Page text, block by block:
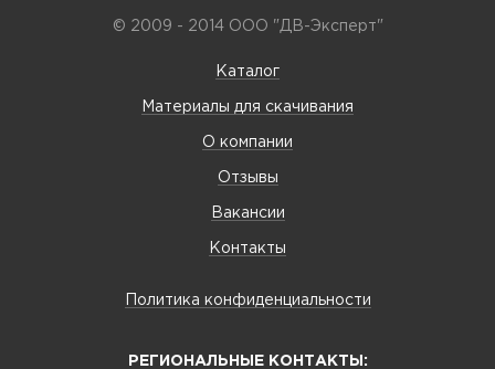
© 2009 - 2014 ООО "ДВ-Эксперт"
Каталог
Материалы для скачивания
О компании
Отзывы
Вакансии
Контакты
Политика конфиденциальности
РЕГИОНАЛЬНЫЕ КОНТАКТЫ: